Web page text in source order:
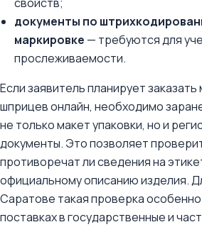
документы по
маркировке — требуются для
прослеживаемости.
Если заявитель планирует
шприцев онлайн, необходимо
не только макет упаковки, но и
документы. Это позволяет
противоречат ли сведения на
официальному описанию изделия.
Саратове такая проверка особенно
поставках в государственные и